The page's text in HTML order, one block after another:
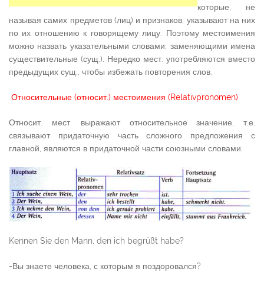
которые, не
называя самих предметов (лиц) и признаков, указывают на них
по их отношению к говорящему лицу. Поэтому местоимения
можно назвать указательными словами, заменяющими имена
существительные (сущ.). Нередко мест. употребляются вместо
предыдущих сущ., чтобы избежать повторения слов.
Относительные (относит.) местоимения (Relativpronomen)
Относит. мест. выражают относительное значение, т.е.
связывают придаточную часть сложного предложения с
главной, являются в придаточной части союзными словами:
Kennen Sie den Mann, den ich begrüßt habe?
-Вы знаете человека, с которым я поздоровался?